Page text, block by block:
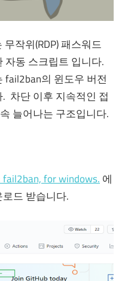
작위(RDP) 패스워드
동 스크립트 입니다.
fail2ban의 윈도우 버전
차단 이후 지속적인 접
늘어나는 구조입니다.
for windows. 에
드 받습니다.